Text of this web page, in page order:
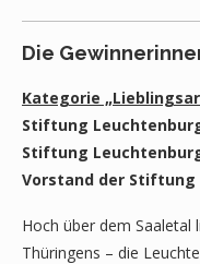
Die
Kategorie
Stiftung
Stiftung
Vorstand der Stiftung
Hoch über dem Saaletal
Thüringens – die